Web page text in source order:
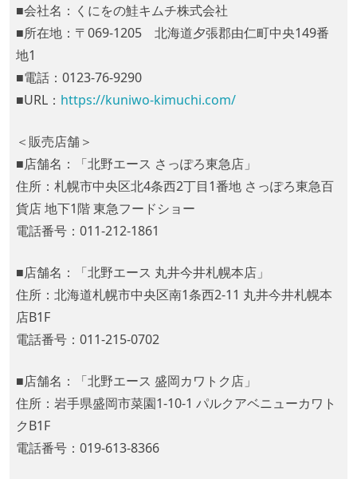
■会社名：くにをの鮭キムチ株式会社
■所在地：〒069-1205 北海道夕張郡由仁町中央149番
地1
■電話：0123-76-9290
■URL： https://kuniwo-kimuchi.com/
＜販売店舗＞
■店舗名：「北野エース さっぽろ東急店」
住所：札幌市中央区北4条西2丁目1番地 さっぽろ東急百
貨店 地下1階 東急フードショー
電話番号：011-212-1861
■店舗名：「北野エース 丸井今井札幌本店」
住所：北海道札幌市中央区南1条西2-11 丸井今井札幌本
店B1F
電話番号：011-215-0702
■店舗名：「北野エース 盛岡カワトク店」
住所：岩手県盛岡市菜園1-10-1 パルクアベニューカワト
クB1F
電話番号：019-613-8366